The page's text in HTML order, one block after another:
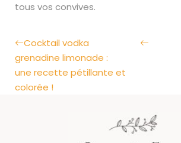
tous vos convives.
Cocktail vodka
grenadine limonade :
une recette pétillante et
colorée !